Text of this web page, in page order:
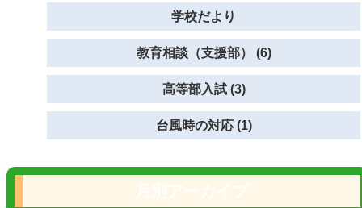
学校だより
教育相談（支援部） (6)
高等部入試 (3)
台風時の対応 (1)